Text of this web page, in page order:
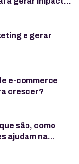
e gerar
e-commerce
crescer?
são, como
ajudam na